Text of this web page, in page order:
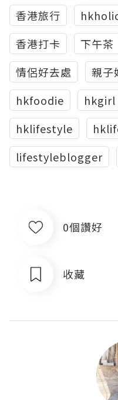
香港旅行
香港打卡
下午茶
情侶好去處
親子
hkfoodie
hkgirl
hklifestyle
lifestyleblogger
0個讚好
收藏